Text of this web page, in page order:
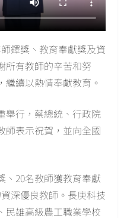
鐸獎、教育奉獻獎及資
所有教師的辛苦和努
續以熱情奉獻教育。
舉行，蔡總統、行政院
師表示祝賀，並向全國
、20名教師獲教育奉獻
深優良教師。長庚科技
民雄高級農工職業學校